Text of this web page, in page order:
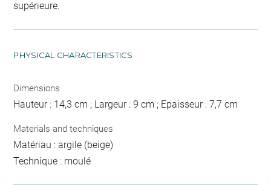
supérieure.
PHYSICAL CHARACTERISTICS
Dimensions
Hauteur : 14,3 cm ; Largeur : 9 cm ; Epaisseur : 7,7 cm
Materials and techniques
Matériau : argile (beige)
Technique : moulé